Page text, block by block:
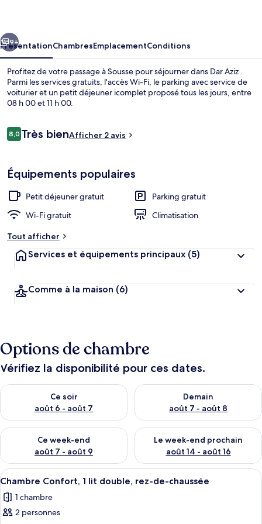
Suivant
9+
PrésentationChambresEmplacementConditions
Profitez de votre passage à Sousse pour séjourner dans Dar Aziz .
Parmi les services gratuits, l'accès Wi-Fi, le parking avec service de
voiturier et un petit déjeuner icomplet proposé tous les jours, entre
08 h 00 et 11 h 00.
Avis
voyageurs
8,08,0 sur 10
Très bienAfficher 2 avis
Équipements populaires
Petit déjeuner gratuit
Parking gratuit
Wi-Fi gratuit
Climatisation
Tout afficher
Services et équipements principaux (5)
Comme à la maison (6)
Options de chambre
Vérifiez la disponibilité pour ces dates.
Ce soir
août 6 - août 7
Vérifier la disponibilité pour ce soir août 6 - août 7
Demain
août 7 - août 8
Vérifier la disponibilité pour
Ce week-end
août 7 - août 9
Vérifier la disponibilité pour ce week-end août 7 - août 9
Le week-end prochain
août 14 - août 16
Vérifier la disponibilité pour
Afficher
toutes
les
photos
Un espace extérieur aménagé pour
5
Chambre Confort, 1 lit double, rez-de-chaussée
1 chambre
2 personnes